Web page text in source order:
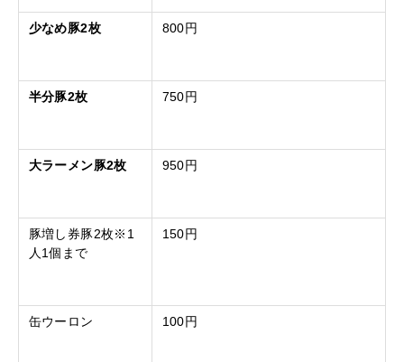
少なめ豚2枚 800円
半分豚2枚 750円
大ラーメン豚2枚 950円
豚増し券豚2枚※ 1
人1個まで
150円
缶ウーロン 100円